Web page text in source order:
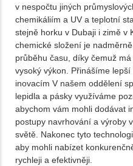
v nespočtu jiných
chemikáliím a UV a teplotní
stejně horku v Dubaji i zimě v
chemické složení je
průběhu času, díky čemuž
vysoký výkon. Přinášíme
inovacím V našem oddělení
lepidla a pásky využíváme
abychom vám mohli dodávat
postupy navrhování a výroby
světě. Nakonec tyto
aby mohli nabízet
rychleji a efektivněji.